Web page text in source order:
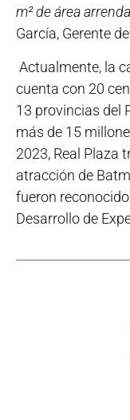
m² de área
García, Gerente
Actualmente, la
cuenta con 20
13 provincias del
más de 15
2023, Real Plaza
atracción de
fueron
Desarrollo de